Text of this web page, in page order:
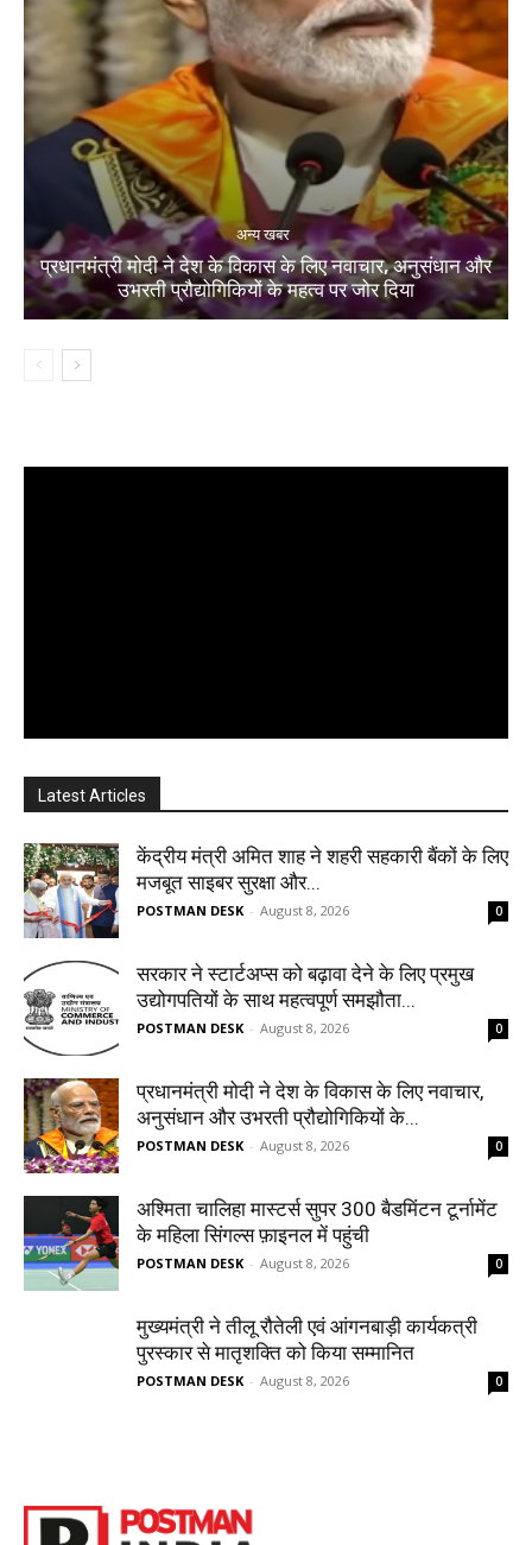
अन्य खबर
प्रधानमंत्री मोदी ने देश के विकास के लिए नवाचार, अनुसंधान और
उभरती प्रौद्योगिकियों के महत्व पर जोर दिया
Latest Articles
केंद्रीय मंत्री अमित शाह ने शहरी सहकारी बैंकों के लिए
मजबूत साइबर सुरक्षा और...
POSTMAN DESK - August 8, 2026 0
सरकार ने स्टार्टअप्‍स को बढ़ावा देने के लिए प्रमुख
उद्योगपतियों के साथ महत्‍वपूर्ण समझौता...
POSTMAN DESK - August 8, 2026 0
प्रधानमंत्री मोदी ने देश के विकास के लिए नवाचार,
अनुसंधान और उभरती प्रौद्योगिकियों के...
POSTMAN DESK - August 8, 2026 0
अश्मिता चालिहा मास्टर्स सुपर 300 बैडमिंटन टूर्नामेंट
के महिला सिंगल्स फ़ाइनल में पहुंची
POSTMAN DESK - August 8, 2026 0
मुख्यमंत्री ने तीलू रौतेली एवं आंगनबाड़ी कार्यकत्री
पुरस्कार से मातृशक्ति को किया सम्मानित
POSTMAN DESK - August 8, 2026 0